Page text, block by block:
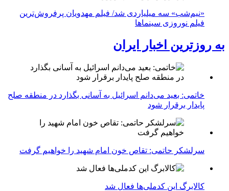
«نیم‌شب» سه میلیاردی شد/ فیلم مهدویان پرفروش‌ترین
فیلم نوروزی سینماها
به روزترین اخبار ایران
خاتمی: بعید می‌دانم اسرائیل به آسانی بگذارد در منطقه صلح
پایدار برقرار شود
سرلشکر حاتمی: تقاص خون امام شهید را خواهیم گرفت
کالابرگ این کدملی‌ها فعال شد